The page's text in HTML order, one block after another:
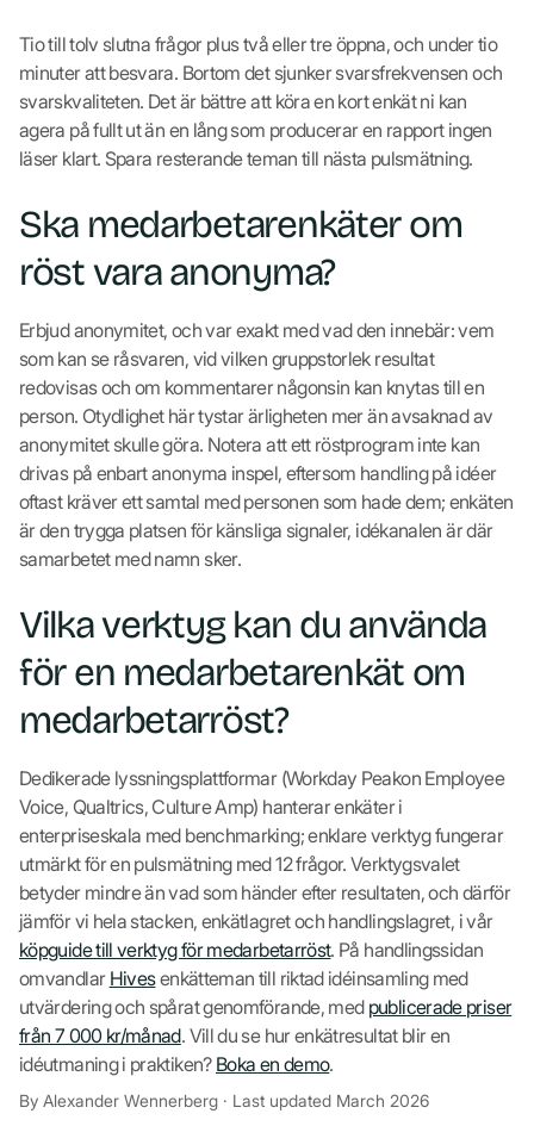
Tio till tolv slutna frågor plus två eller tre öppna, och under tio
minuter att besvara. Bortom det sjunker svarsfrekvensen och
svarskvaliteten. Det är bättre att köra en kort enkät ni kan
agera på fullt ut än en lång som producerar en rapport ingen
läser klart. Spara resterande teman till nästa pulsmätning.
Ska medarbetarenkäter om
röst vara anonyma?
Erbjud anonymitet, och var exakt med vad den innebär: vem
som kan se råsvaren, vid vilken gruppstorlek resultat
redovisas och om kommentarer någonsin kan knytas till en
person. Otydlighet här tystar ärligheten mer än avsaknad av
anonymitet skulle göra. Notera att ett röstprogram inte kan
drivas på enbart anonyma inspel, eftersom handling på idéer
oftast kräver ett samtal med personen som hade dem; enkäten
är den trygga platsen för känsliga signaler, idékanalen är där
samarbetet med namn sker.
Vilka verktyg kan du använda
för en medarbetarenkät om
medarbetarröst?
Dedikerade lyssningsplattformar (Workday Peakon Employee
Voice, Qualtrics, Culture Amp) hanterar enkäter i
enterpriseskala med benchmarking; enklare verktyg fungerar
utmärkt för en pulsmätning med 12 frågor. Verktygsvalet
betyder mindre än vad som händer efter resultaten, och därför
jämför vi hela stacken, enkätlagret och handlingslagret, i vår
köpguide till verktyg för medarbetarröst. På handlingssidan
omvandlar Hivesenkätteman till riktad idéinsamling med
utvärdering och spårat genomförande, med publicerade priser
från 7 000 kr/månad. Vill du se hur enkätresultat blir en
idéutmaning i praktiken? Boka en demo.
By Alexander Wennerberg · Last updated March 2026